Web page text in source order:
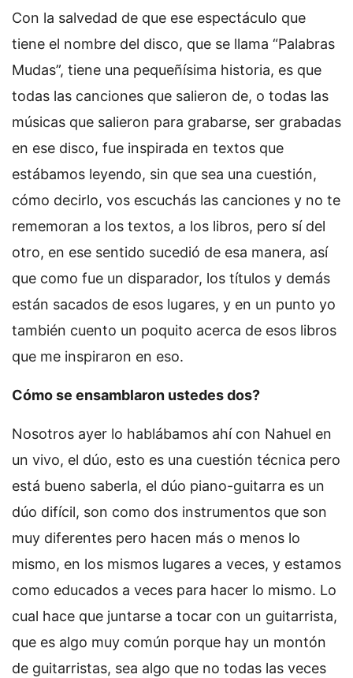
Con la salvedad de que ese espectáculo que
tiene el nombre del disco, que se llama “Palabras
Mudas”, tiene una pequeñísima historia, es que
todas las canciones que salieron de, o todas las
músicas que salieron para grabarse, ser grabadas
en ese disco, fue inspirada en textos que
estábamos leyendo, sin que sea una cuestión,
cómo decirlo, vos escuchás las canciones y no te
rememoran a los textos, a los libros, pero sí del
otro, en ese sentido sucedió de esa manera, así
que como fue un disparador, los títulos y demás
están sacados de esos lugares, y en un punto yo
también cuento un poquito acerca de esos libros
que me inspiraron en eso.
Cómo se ensamblaron ustedes dos?
Nosotros ayer lo hablábamos ahí con Nahuel en
un vivo, el dúo, esto es una cuestión técnica pero
está bueno saberla, el dúo piano-guitarra es un
dúo difícil, son como dos instrumentos que son
muy diferentes pero hacen más o menos lo
mismo, en los mismos lugares a veces, y estamos
como educados a veces para hacer lo mismo. Lo
cual hace que juntarse a tocar con un guitarrista,
que es algo muy común porque hay un montón
de guitarristas, sea algo que no todas las veces